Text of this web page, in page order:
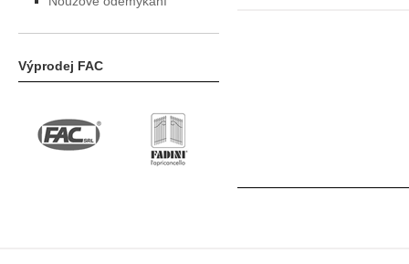
Výprodej FAC